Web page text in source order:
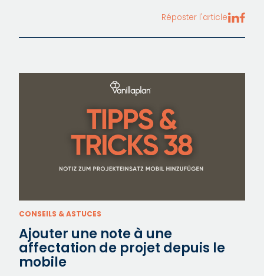
Réposter l'article
CONSEILS & ASTUCES
Ajouter une note à une
affectation de projet depuis le
mobile